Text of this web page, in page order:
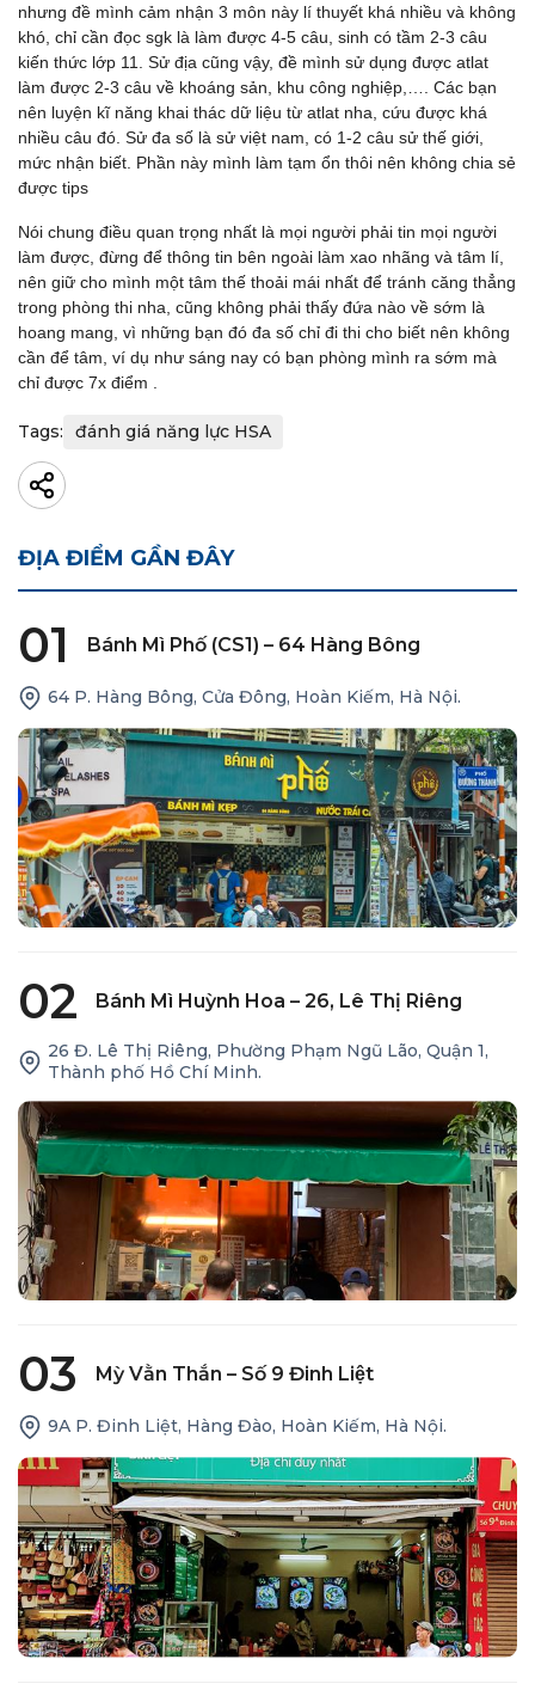
nhưng đề mình cảm nhận 3 môn này lí thuyết khá nhiều và không
khó, chỉ cần đọc sgk là làm được 4-5 câu, sinh có tầm 2-3 câu
kiến thức lớp 11. Sử địa cũng vậy, đề mình sử dụng được atlat
làm được 2-3 câu về khoáng sản, khu công nghiệp,…. Các bạn
nên luyện kĩ năng khai thác dữ liệu từ atlat nha, cứu được khá
nhiều câu đó. Sử đa số là sử việt nam, có 1-2 câu sử thế giới,
mức nhận biết. Phần này mình làm tạm ổn thôi nên không chia sẻ
được tips
Nói chung điều quan trọng nhất là mọi người phải tin mọi người
làm được, đừng để thông tin bên ngoài làm xao nhãng và tâm lí,
nên giữ cho mình một tâm thế thoải mái nhất để tránh căng thẳng
trong phòng thi nha, cũng không phải thấy đứa nào về sớm là
hoang mang, vì những bạn đó đa số chỉ đi thi cho biết nên không
cần để tâm, ví dụ như sáng nay có bạn phòng mình ra sớm mà
chỉ được 7x điểm .
Tags: đánh giá năng lực HSA
ĐỊA ĐIỂM GẦN ĐÂY
01 Bánh Mì Phố (CS1) – 64 Hàng Bông
64 P. Hàng Bông, Cửa Đông, Hoàn Kiếm, Hà Nội.
02 Bánh Mì Huỳnh Hoa – 26, Lê Thị Riêng
26 Đ. Lê Thị Riêng, Phường Phạm Ngũ Lão, Quận 1,
Thành phố Hồ Chí Minh.
03 Mỳ Vằn Thắn – Số 9 Đinh Liệt
9A P. Đinh Liệt, Hàng Đào, Hoàn Kiếm, Hà Nội.